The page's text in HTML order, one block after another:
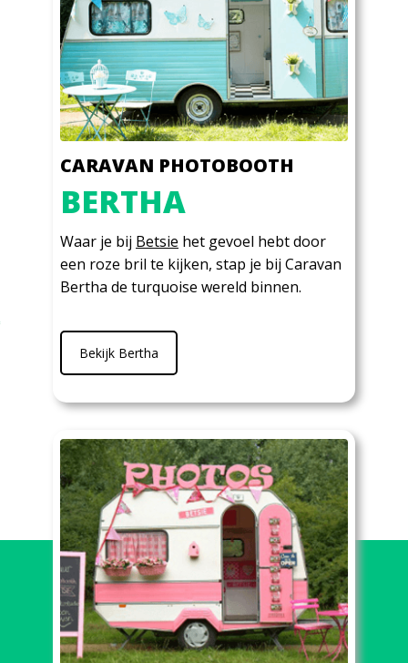
CARAVAN PHOTOBOOTH
BERTHA
Waar je bij Betsie het gevoel hebt door
een roze bril te kijken, stap je bij Caravan
Bertha de turquoise wereld binnen.
Bekijk Bertha